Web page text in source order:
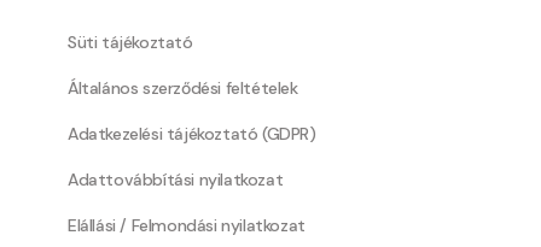
Süti tájékoztató
Általános szerződési feltételek
Adatkezelési tájékoztató (GDPR)
Adattovábbítási nyilatkozat
Elállási / Felmondási nyilatkozat